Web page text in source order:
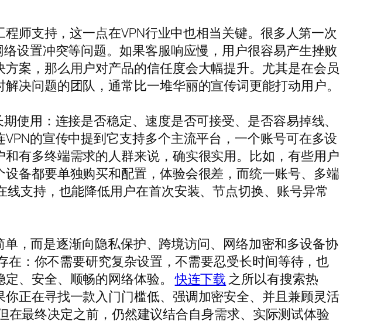
师支持，这一点在VPN行业中也相当关键。很多人第一次
设置冲突等问题。如果客服响应慢，用户很容易产生挫败
案，那么用户对产品的信任度会大幅提升。尤其是在会员
决问题的团队，通常比一堆华丽的宣传词更能打动用户。
使用：连接是否稳定、速度是否可接受、是否容易掉线、
的宣传中提到它支持多个主流平台，一个账号可在多设
有多终端需求的人群来说，确实很实用。比如，有些用户
备都要单独购买和配置，体验会很差，而统一账号、多端
支持，也能降低用户在首次安装、节点切换、账号异常
，而是逐渐向隐私保护、跨境访问、网络加密和多设备协
在：你不需要研究复杂设置，不需要忍受长时间等待，也
定、安全、顺畅的网络体验。快连下载之所以有搜索热
正在寻找一款入门门槛低、强调加密安全、并且兼顾灵活
在最终决定之前，仍然建议结合自身需求、实际测试体验